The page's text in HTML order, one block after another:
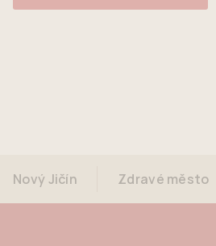
Nový Jičín Zdravé město